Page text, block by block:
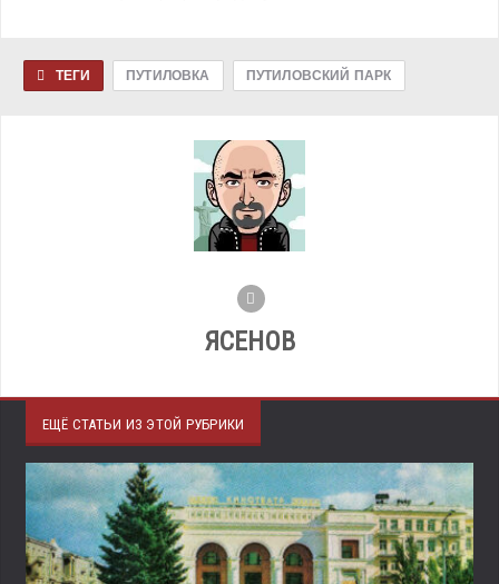
ТЕГИ ПУТИЛОВКА ПУТИЛОВСКИЙ ПАРК
ЯСЕНОВ
ЕЩЁ СТАТЬИ ИЗ ЭТОЙ РУБРИКИ